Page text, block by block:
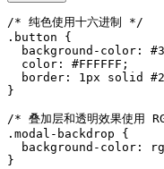
/* 纯色使用十六进制 */
.button {
background-color:
  color: #FFFFFF;
border: 1px solid
}
/* 叠加层和透明效果使用
.modal-backdrop {
background-color:
}